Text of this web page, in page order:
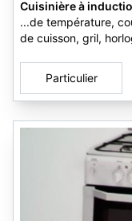
Cuisinière à
...de température,
de cuisson, gril,
Particulier